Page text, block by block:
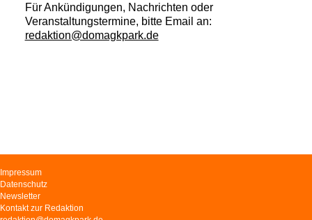
Für Ankündigungen, Nachrichten oder
Veranstaltungstermine, bitte Email an:
redaktion@domagkpark.de
Navigation
überspringen
Impressum
Datenschutz
Newsletter
Kontakt zur Redaktion